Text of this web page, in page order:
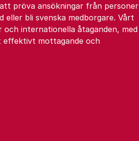
pröva ansökningar från personer
eller bli svenska medborgare. Vårt
och internationella åtaganden, med
mottagande och